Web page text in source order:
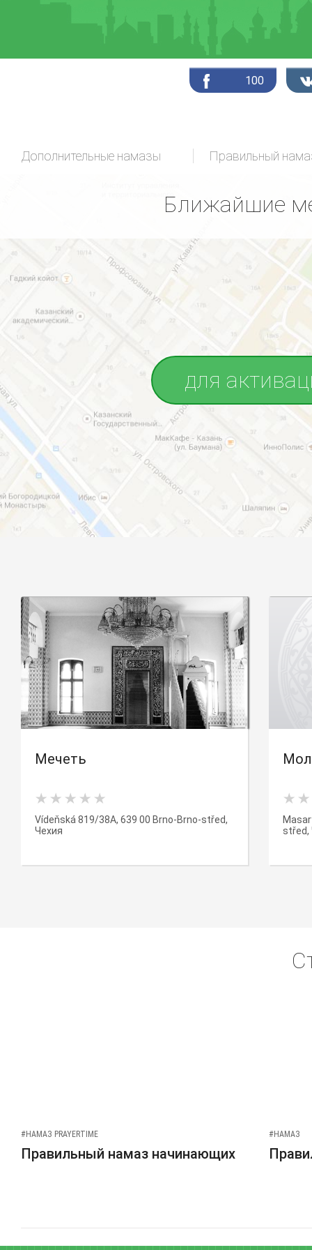
100
Дополнительные намазы
Ближайшие
для
Мечеть
Vídeňská 819/38A, 639 00 Brno-Brno-střed,
Чехия
střed,
#НАМАЗ PRAYERTIME
Правильный намаз начинающих
#НАМАЗ